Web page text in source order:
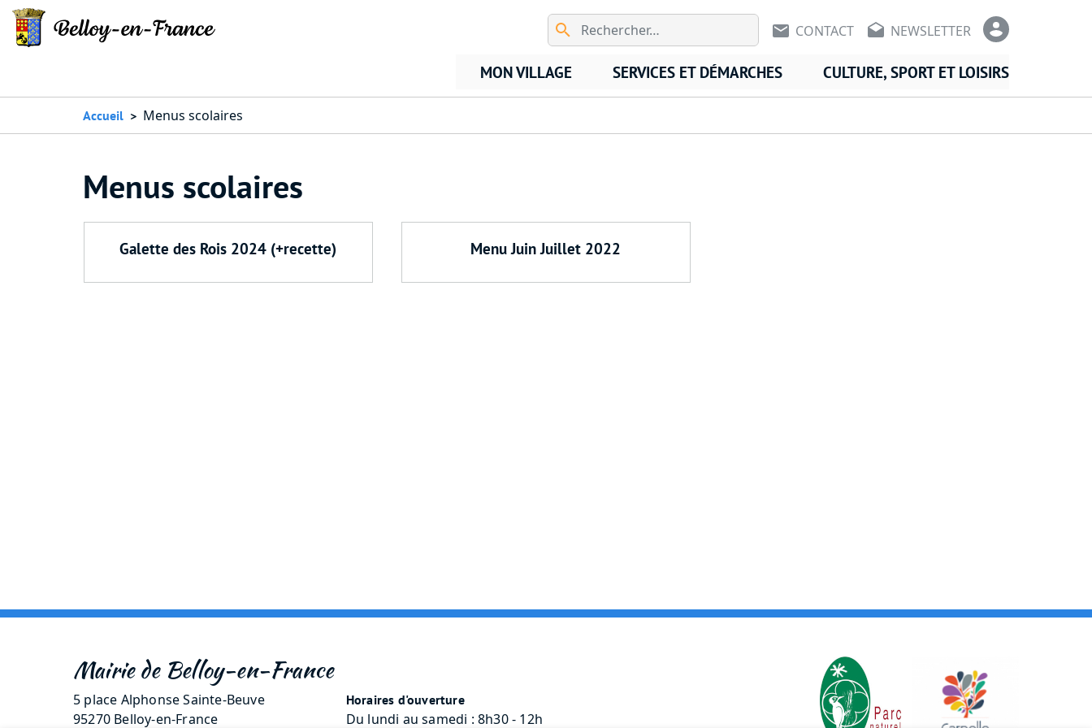
En-tête -
En-tête - Communication
CONTACT NEWSLETTER
MON VILLAGE SERVICES ET DÉMARCHES CULTURE, SPORT ET LOISIRS
Accueil Menus scolaires
Menus scolaires
Galette des Rois 2024 (+recette) Menu Juin Juillet 2022
Mairie de Belloy-en-France
5 place Alphonse Sainte-Beuve
95270 Belloy-en-France
Horaires d'ouverture
Du lundi au samedi : 8h30 - 12h